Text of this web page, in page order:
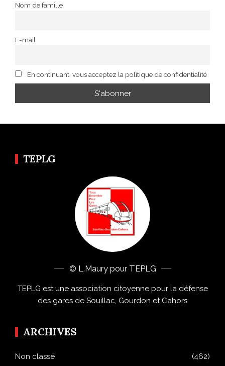
Nom de famille
E-mail
En continuant, vous acceptez la politique de confidentialité
TEPLG
© L.Maury pour TEPLG
TEPLG est une association citoyenne pour la défense
des gares de Souillac, Gourdon et Cahors
ARCHIVES
Non classé
(462)